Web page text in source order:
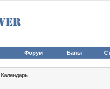
Форум Баны
Календарь